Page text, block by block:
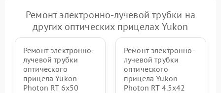
Ремонт электронно-лучевой трубки на
других оптических прицелах Yukon
Ремонт электронно-
лучевой трубки
оптического
прицела Yukon
Photon RT 6x50
Ремонт электронно-
лучевой трубки
оптического
прицела Yukon
Photon RT 4.5x42